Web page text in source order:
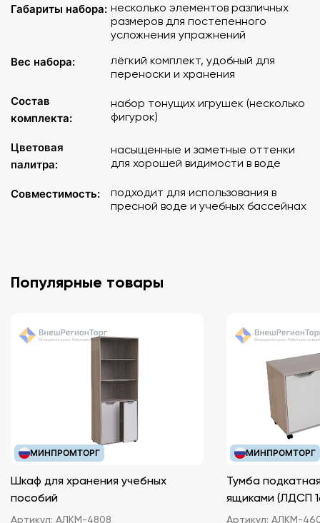
Габариты набора: несколько элементов различных
размеров для постепенного
усложнения упражнений
Вес набора:
лёгкий комплект, удобный для
переноски и хранения
Состав
комплекта:
набор тонущих игрушек (несколько
фигурок)
Цветовая
палитра:
насыщенные и заметные оттенки
для хорошей видимости в воде
Совместимость:
подходит для использования в
пресной воде и учебных бассейнах
Популярные товары
МИНПРОМТОРГ
Шкаф для хранения учебных
пособий
Артикул: АЛКМ-4808
МИНПРОМТОРГ
Тумба
ящиками
Артикул: АЛКМ-